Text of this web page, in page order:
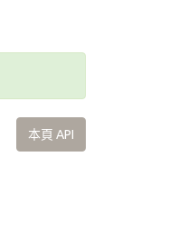
本頁 API